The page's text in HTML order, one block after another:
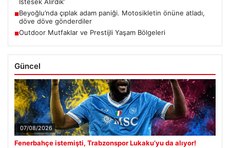
■Beyoğlu’nda çıplak adam paniği. Motosikletin önüne atladı,
döve döve gönderdiler
■Outdoor Mutfaklar ve Prestijli Yaşam Bölgeleri
Güncel
07/08/2026
Fenerbahçe istemişti, Trabzonspor Lukaku’yu da alıyor!